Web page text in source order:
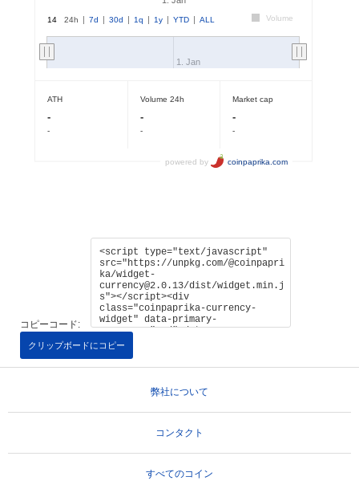
コピーコード:
クリップボードにコピー
弊社について
コンタクト
すべてのコイン